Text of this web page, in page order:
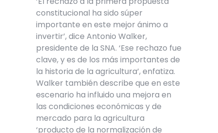
constitucional ha sido súper
importante en este mejor ánimo a
invertir’, dice Antonio Walker,
presidente de la SNA. ‘Ese rechazo fue
clave, y es de los más importantes de
la historia de la agricultura’, enfatiza.
Walker también describe que en este
escenario ha influido una mejora en
las condiciones económicas y de
mercado para la agricultura
‘producto de la normalización de